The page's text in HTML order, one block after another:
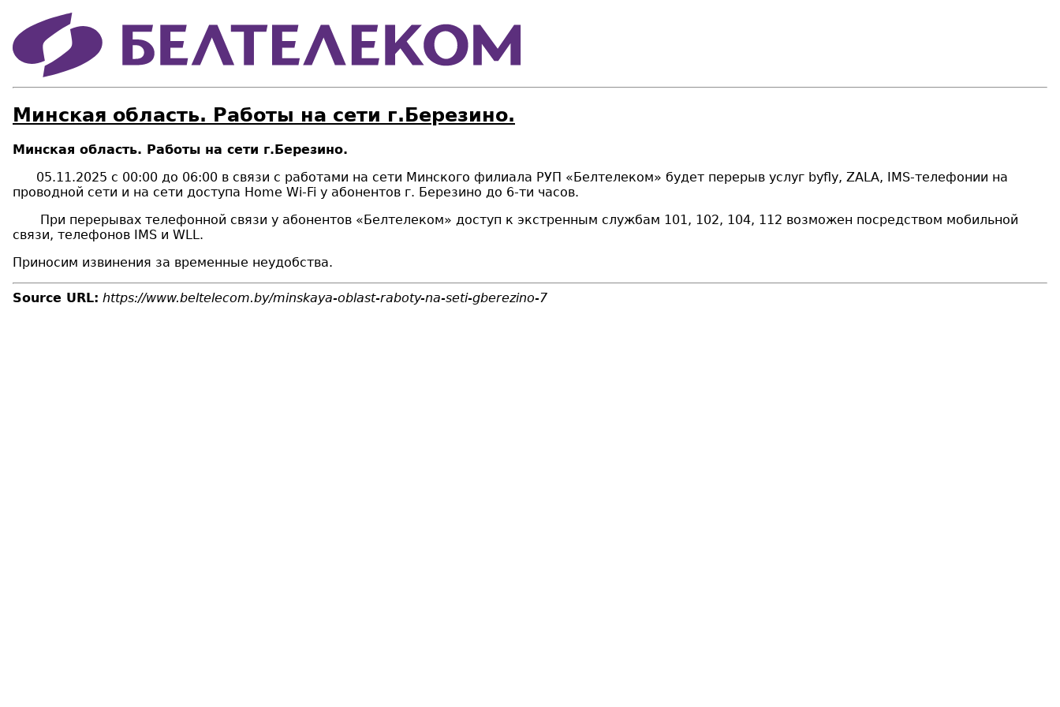
Минская область. Работы на сети г.Березино.
Минская область. Работы на сети г.Березино.
05.11.2025 с 00:00 до 06:00 в связи с работами на сети Минского филиала РУП «Белтелеком» будeт перерыв услуг byfly, ZALA, IMS-телефонии на
проводной сети и на сети доступа Home Wi-Fi у абонентов г. Березино до 6-ти часов.
При перерывах телефонной связи у абонентов «Белтелеком» доступ к экстренным службам 101, 102, 104, 112 возможен посредством мобильной
связи, телефонов IMS и WLL.
Приносим извинения за временные неудобства.
Source URL: https://www.beltelecom.by/minskaya-oblast-raboty-na-seti-gberezino-7